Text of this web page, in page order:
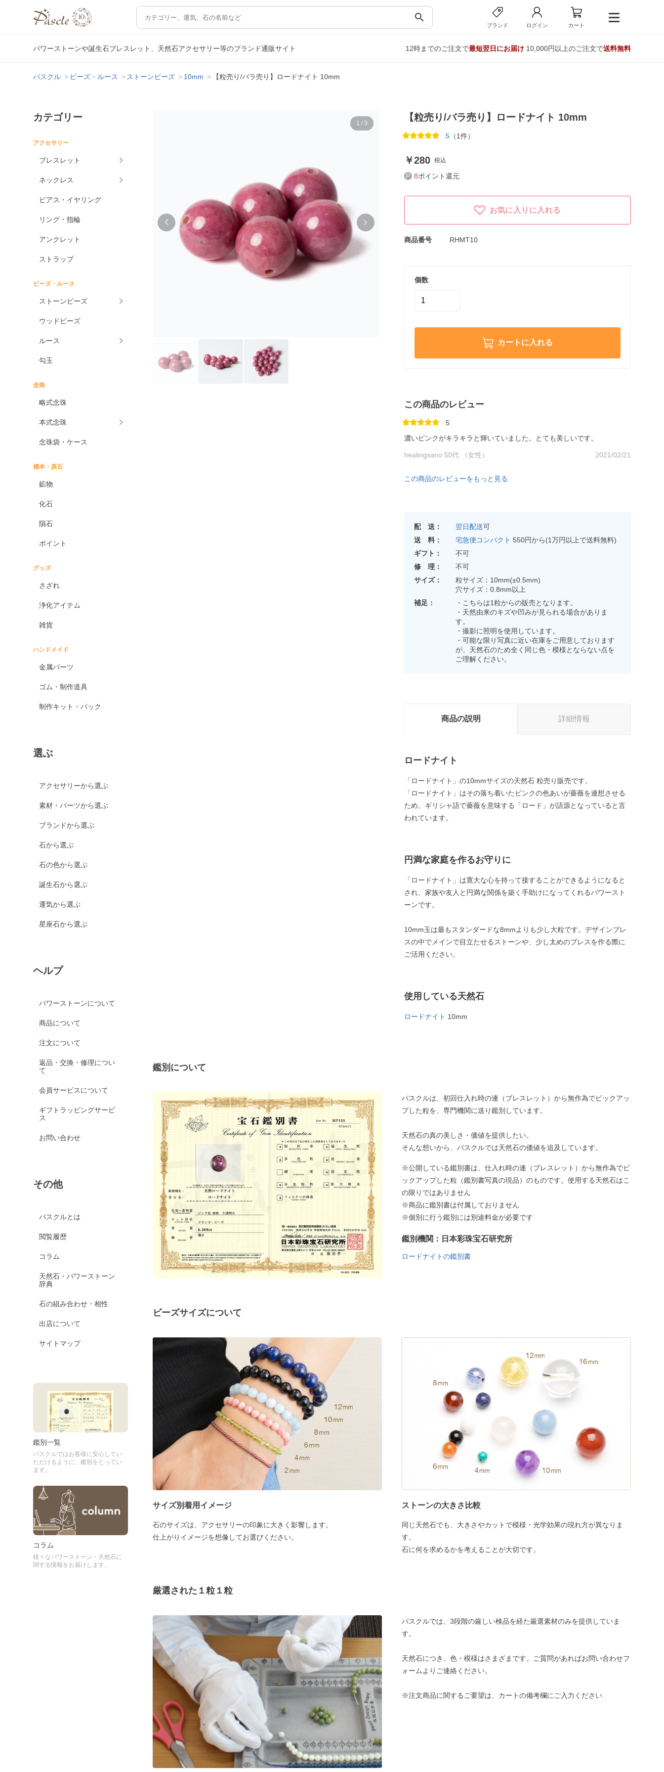
search
ブランド ログイン カート
パワーストーンや誕生石ブレスレット、天然石アクセサリー等のブランド通販サイト 12時までのご注文で最短翌日にお届け10,000円以上のご注文で送料無料
パスクル ビーズ・ルース ストーンビーズ 10mm 【粒売り/バラ売り】ロードナイト 10mm
カテゴリー
アクセサリー
ブレスレット
ネックレス
ピアス・イヤリング
リング・指輪
アンクレット
ストラップ
ビーズ・ルース
ストーンビーズ
ウッドビーズ
ルース
勾玉
念珠
略式念珠
本式念珠
念珠袋・ケース
標本・原石
鉱物
化石
隕石
ポイント
グッズ
さざれ
浄化アイテム
雑貨
ハンドメイド
金属パーツ
ゴム・制作道具
制作キット・パック
選ぶ
アクセサリーから選ぶ
素材・パーツから選ぶ
ブランドから選ぶ
石から選ぶ
石の色から選ぶ
誕生石から選ぶ
運気から選ぶ
星座石から選ぶ
ヘルプ
パワーストーンについて
商品について
注文について
返品・交換・修理につい
て
会員サービスについて
ギフトラッピングサービ
ス
お問い合わせ
その他
パスクルとは
閲覧履歴
コラム
天然石・パワーストーン
辞典
石の組み合わせ・相性
出店について
サイトマップ
鑑別一覧
パスクルではお客様に安心してい
ただけるように、鑑別をとってい
ます。
コラム
様々なパワーストーン・天然石に
関する情報をお届けします。
1 / 3
【粒売り/バラ売り】ロードナイト 10mm
5（1件）
280 税込
8ポイント還元
お気に入りに入れる
商品番号 RHMT10
個数
カートに入れる
この商品のレビュー
5
濃いピンクがキラキラと輝いていました。とても美しいです。
healingsano 50代 （女性） 2021/02/21
この商品のレビューをもっと見る
配 送： 翌日配送可
送 料：
宅急便コンパクト 550円から(1万円以上で送料無料)
ギフト：
不可
修 理：
不可
サイズ：
粒サイズ：10mm(±0.5mm)
穴サイズ：0.8mm以上
補足：
・こちらは1粒からの販売となります。
・天然由来のキズや凹みが見られる場合がありま
す。
・撮影に照明を使用しています。
・可能な限り写真に近い在庫をご用意しております
が、天然石のため全く同じ色・模様とならない点を
ご理解ください。
商品の説明 詳細情報
ロードナイト
「ロードナイト」の10mmサイズの天然石 粒売り販売です。
「ロードナイト」はその落ち着いたピンクの色あいが薔薇を連想させる
ため、ギリシャ語で薔薇を意味する「ロード」が語源となっていると言
われています。
円満な家庭を作るお守りに
「ロードナイト」は寛大な心を持って接することができるようになると
され、家族や友人と円満な関係を築く手助けになってくれるパワースト
ーンです。
10mm玉は最もスタンダードな8mmよりも少し大粒です。デザインブレ
スの中でメインで目立たせるストーンや、少し太めのブレスを作る際に
ご活用ください。
使用している天然石
ロードナイト 10mm
鑑別について
パスクルは、初回仕入れ時の連（ブレスレット）から無作為でピックアッ
プした粒を、専門機関に送り鑑別しています。
天然石の真の美しさ・価値を提供したい。
そんな想いから、パスクルでは天然石の価値を追及しています。
※公開している鑑別書は、仕入れ時の連（ブレスレット）から無作為でピ
ックアップした粒（鑑別書写真の現品）のものです。使用する天然石はこ
の限りではありません
※商品に鑑別書は付属しておりません
※個別に行う鑑別には別途料金が必要です
鑑別機関：日本彩珠宝石研究所
ロードナイトの鑑別書
ビーズサイズについて
サイズ別着用イメージ
石のサイズは、アクセサリーの印象に大きく影響します。
仕上がりイメージを想像してお選びください。
ストーンの大きさ比較
同じ天然石でも、大きさやカットで模様・光学効果の現れ方が異なりま
す。
石に何を求めるかを考えることが大切です。
厳選された１粒１粒
パスクルでは、3段階の厳しい検品を経た厳選素材のみを提供していま
す。
天然石につき、色・模様はさまざまです。ご質問があればお問い合わせフ
ォームよりご連絡ください。
※注文商品に関するご要望は、カートの備考欄にご入力ください